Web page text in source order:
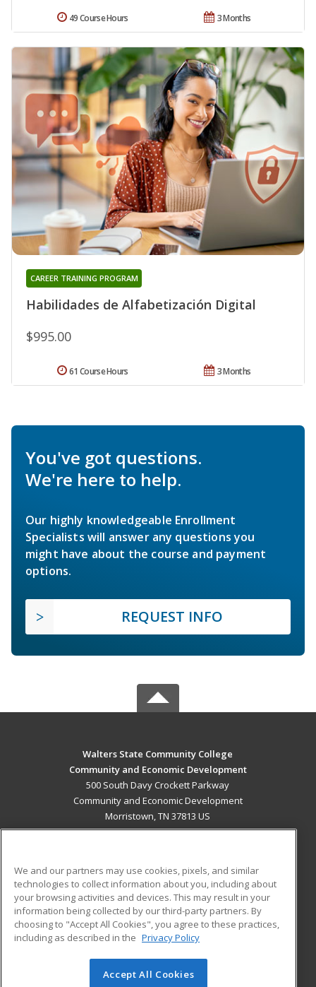
3 Months
49 Course Hours
Habilidades de Alfabetización Digital
CAREER TRAINING PROGRAM
$995.00
3 Months
61 Course Hours
You've got questions.
We're here to help.
Our highly knowledgeable Enrollment
Specialists will answer any questions you
might have about the course and payment
options.
REQUEST INFO
Walters State Community College
Community and Economic Development
500 South Davy Crockett Parkway
Community and Economic Development
Morristown, TN 37813 US
ADDITIONAL RESOURCES
Military
Financial Assistance
Help
Student Blog
© 2026 ed2go, a division of Cengage Learning. All rights
We and our partners may use cookies, pixels, and similar
technologies to collect information about you, including about
your browsing activities and devices. This may result in your
information being collected by our third-party partners. By
choosing to "Accept All Cookies", you agree to these practices,
including as described in the Privacy Policy
Accept All Cookies